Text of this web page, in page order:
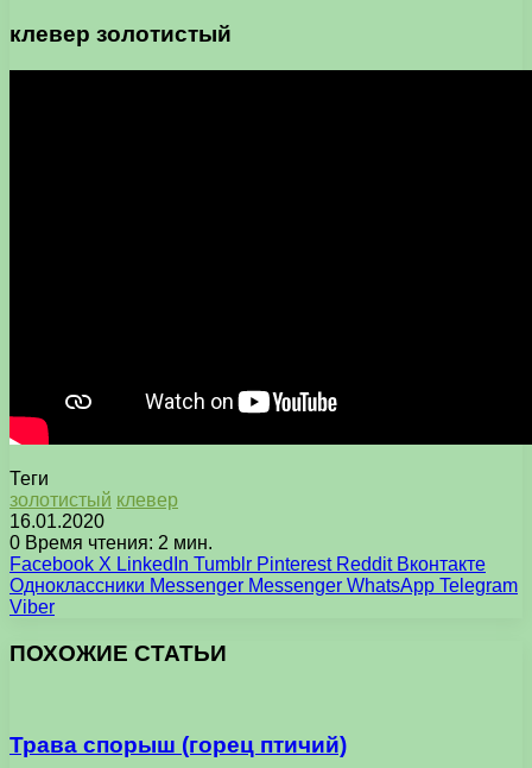
клевер золотистый
Теги
золотистый клевер
16.01.2020
0 Время чтения: 2 мин.
Facebook X LinkedIn Tumblr Pinterest Reddit Вконтакте
Одноклассники Messenger Messenger WhatsApp Telegram
Viber
ПОХОЖИЕ СТАТЬИ
Трава спорыш (горец птичий)